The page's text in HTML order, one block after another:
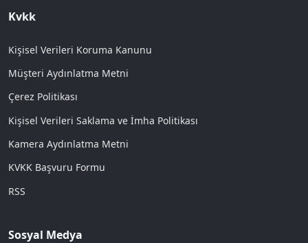
Kvkk
Kişisel Verileri Koruma Kanunu
Müşteri Aydınlatma Metni
Çerez Politikası
Kişisel Verileri Saklama ve İmha Politikası
Kamera Aydınlatma Metni
KVKK Başvuru Formu
RSS
Sosyal Medya